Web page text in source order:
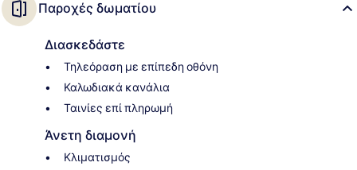
Παροχές δωματίου
Διασκεδάστε
Τηλεόραση με επίπεδη οθόνη
Καλωδιακά κανάλια
Ταινίες επί πληρωμή
Άνετη διαμονή
Κλιματισμός